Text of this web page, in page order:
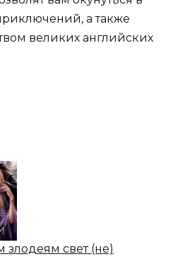
а также
великих английских
злодеям свет (не)